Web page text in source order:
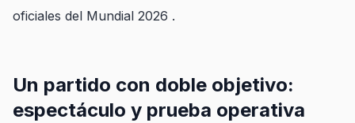
oficiales del Mundial 2026 .
Un partido con doble objetivo:
espectáculo y prueba operativa